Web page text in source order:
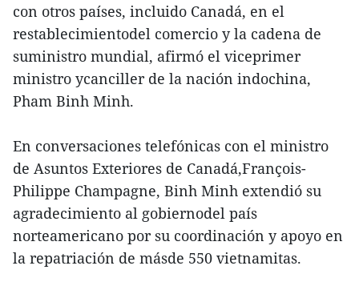
con otros países, incluido Canadá, en el
restablecimientodel comercio y la cadena de
suministro mundial, afirmó el viceprimer
ministro ycanciller de la nación indochina,
Pham Binh Minh.
En conversaciones telefónicas con el ministro
de Asuntos Exteriores de Canadá,François-
Philippe Champagne, Binh Minh extendió su
agradecimiento al gobiernodel país
norteamericano por su coordinación y apoyo en
la repatriación de másde 550 vietnamitas.